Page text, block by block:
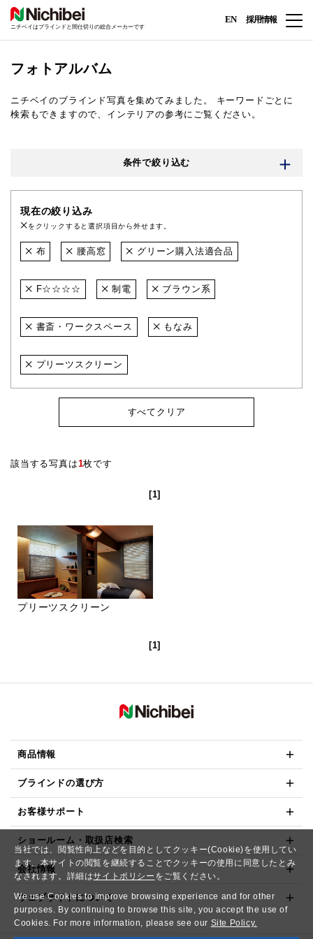
当社では、閲覧性向上などを目的としてクッキー(Cookie)を使用してい
ます。本サイトの閲覧を継続することでクッキーの使用に同意したとみ
なされます。詳細はサイトポリシー をご覧ください。
We use Cookies to improve browsing experience and for other
purposes. By continuing to browse this site, you accept the use of
Cookies. For more information, please see our Site Policy.
ニチベイはブラインドと間仕切りの総合メーカーです
EN 採用情報
フォトアルバム
ニチベイのブラインド写真を集めてみました。
キーワードごとに
検索もできますので、インテリアの参考にご覧ください。
条件で絞り込む
現在の絞り込み
をクリックすると選択項目から外せます。
布 腰高窓 グリーン購入法適合品
F☆☆☆☆ 制電 ブラウン系
書斎・ワークスペース もなみ
プリーツスクリーン
すべてクリア
該当する写真は1枚です
[1]
プリーツスクリーン
[1]
商品情報
ブラインドの選び方
お客様サポート
ショールーム・取扱店検索
会社情報
ウェブサイトについて